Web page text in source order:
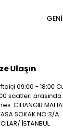
Ulaşın
09:00 - 18:00
saatleri
CİHANGİR
SOKAK NO:3/A
İSTANBUL